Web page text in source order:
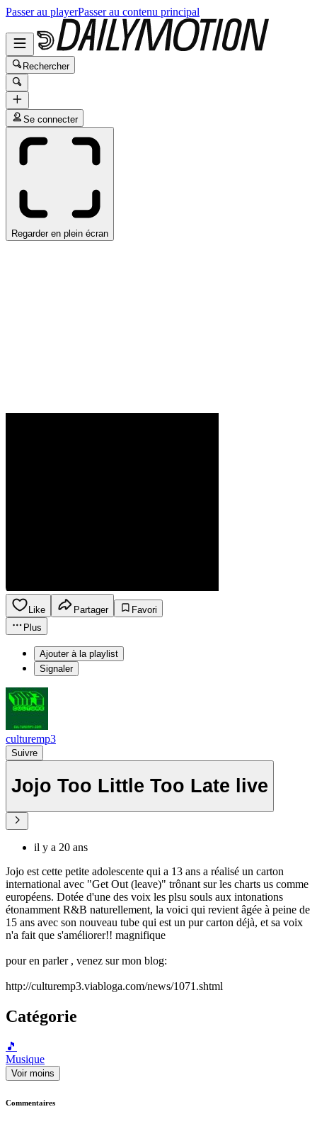
Passer au playerPasser au contenu principal
Rechercher
Se connecter
Regarder en plein écran
Like Partager
Favori
Plus
Ajouter à la playlist
Signaler
culturemp3
Suivre
Jojo Too Little Too Late live
il y a 20 ans
Jojo est cette petite adolescente qui a 13 ans a réalisé un carton
international avec "Get Out (leave)" trônant sur les charts us comme
européens. Dotée d'une des voix les plsu souls aux intonations
étonamment R&B naturellement, la voici qui revient âgée à peine de
15 ans avec son nouveau tube qui est un pur carton déjà, et sa voix
n'a fait que s'améliorer!! magnifique
pour en parler , venez sur mon blog:
http://culturemp3.viabloga.com/news/1071.shtml
Catégorie
🎵
Musique
Voir moins
Commentaires